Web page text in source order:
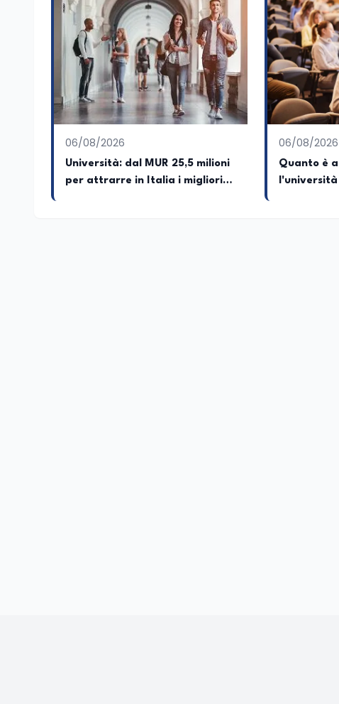
nazionale. Per tre legislature sono stato collaboratore parlamentare occupandomi di legge di bilancio e di
politiche agroalimentari con particolare
collaborando con le Camera di commercio
spesso racconto all’interno delle
attraverso gli usi, le abitudini e i protagonisti
e culturale. Pugliese di nascita, vivo a Roma
06/08/2026
Università: dal MUR 25,5 milioni
per attrarre in Italia i migliori
06/08/2026
Quanto è
l'università